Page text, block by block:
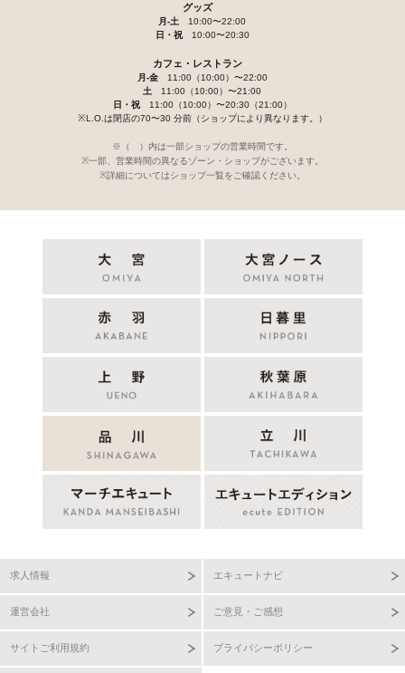
グッズ
月-土
10:00〜22:00
日・祝10:00〜20:30
カフェ・レストラン
月-金11:00（10:00）〜22:00
土
11:00（10:00）〜21:00
日・祝11:00（10:00）〜20:30（21:00）
※L.O.は閉店の70〜30 分前（ショップにより異なります。）
※（ ）内は一部ショップの営業時間です。
※一部、営業時間の異なるゾーン・ショップがございます。
※詳細についてはショップ一覧をご確認ください。
求人情報 エキュートナビ
運営会社 ご意見・ご感想
サイトご利用規約 プライバシーポリシー